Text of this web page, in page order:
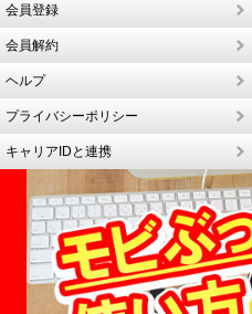
会員登録
会員解約
ヘルプ
プライバシーポリシー
キャリアIDと連携